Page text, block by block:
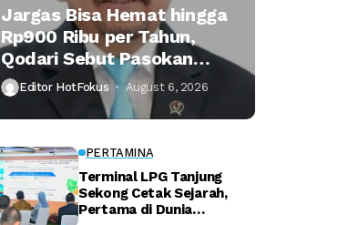
Jargas Bisa Hemat hingga
Rp900 Ribu per Tahun,
Qodari Sebut Pasokan
Lebih Praktis
Editor HotFokus August 6, 2026
PERTAMINA
Terminal LPG Tanjung
Sekong Cetak Sejarah,
Pertama di Dunia